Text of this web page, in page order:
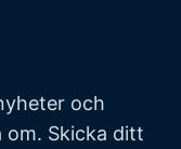
och
om. Skicka ditt